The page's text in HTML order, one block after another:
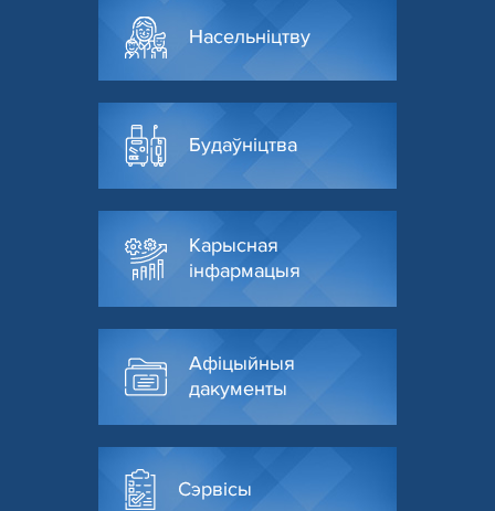
Насельніцтву
Будаўніцтва
Карысная
інфармацыя
Афіцыйныя
дакументы
Сэрвісы